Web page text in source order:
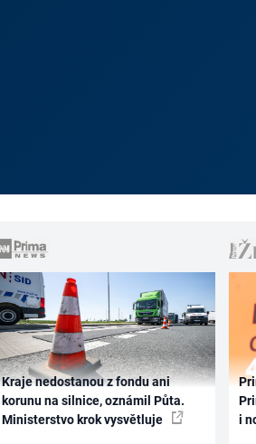
Kraje nedostanou z fondu ani
korunu na silnice, oznámil Půta.
Ministerstvo krok vysvětluje
i